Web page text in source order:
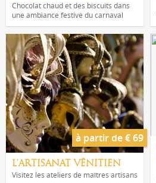
Chocolat chaud et des biscuits dans
une ambiance festive du carnaval
à partir de € 69
L'ARTISANAT VÉNITIEN
Visitez les ateliers de maîtres artisans